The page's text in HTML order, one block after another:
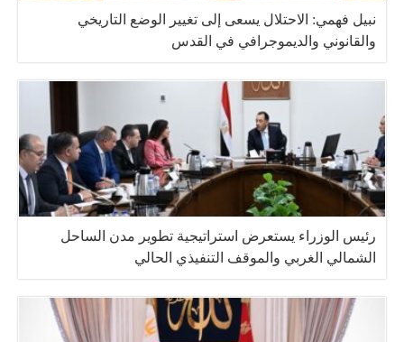
نبيل فهمي: الاحتلال يسعى إلى تغيير الوضع التاريخي
والقانوني والديموجرافي في القدس
رئيس الوزراء يستعرض استراتيجية تطوير مدن الساحل
الشمالي الغربي والموقف التنفيذي الحالي